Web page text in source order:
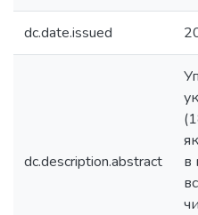
dc.date.issued
dc.description.abstract
в